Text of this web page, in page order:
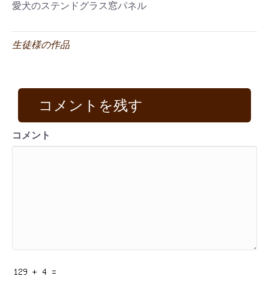
愛犬のステンドグラス窓パネル
生徒様の作品
コメントを残す
コメント